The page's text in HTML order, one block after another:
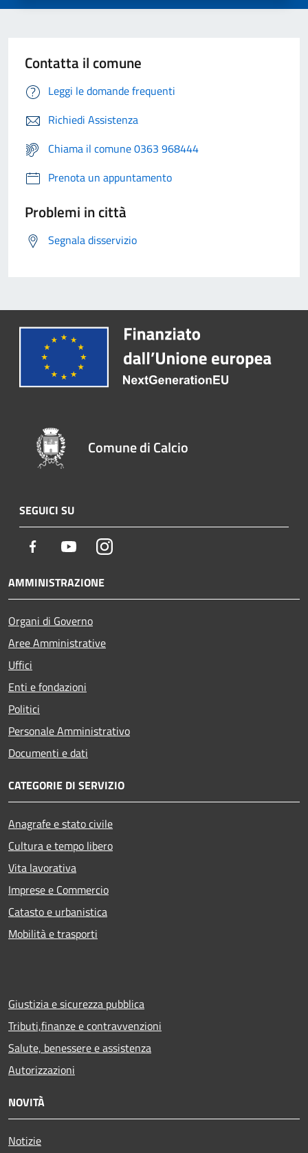
Contatta il comune
Leggi le domande frequenti
Richiedi Assistenza
Chiama il comune 0363 968444
Prenota un appuntamento
Problemi in città
Segnala disservizio
Comune di Calcio
SEGUICI SU
Facebook YoutubeInstagram
AMMINISTRAZIONE
Organi di Governo
Aree Amministrative
Uffici
Enti e fondazioni
Politici
Personale Amministrativo
Documenti e dati
CATEGORIE DI SERVIZIO
Anagrafe e stato civile
Cultura e tempo libero
Vita lavorativa
Imprese e Commercio
Catasto e urbanistica
Mobilità e trasporti
Giustizia e sicurezza pubblica
Tributi,finanze e contravvenzioni
Salute, benessere e assistenza
Autorizzazioni
NOVITÀ
Notizie